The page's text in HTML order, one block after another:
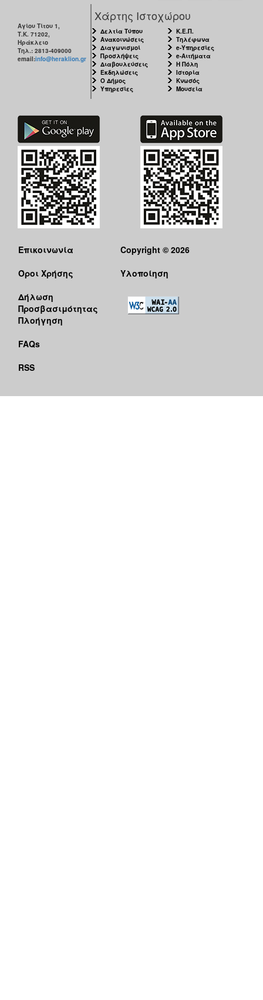
Αγίου Τίτου 1,
Τ.Κ. 71202,
Ηράκλειο
Τηλ.: 2813-409000
email:info@heraklion.gr
Χάρτης Ιστοχώρου
Δελτία Τύπου
Ανακοινώσεις
Διαγωνισμοί
Προσλήψεις
Διαβουλεύσεις
Εκδηλώσεις
Ο Δήμος
Υπηρεσίες
Κ.Ε.Π.
Τηλέφωνα
e-Υπηρεσίες
e-Αιτήματα
Η Πόλη
Ιστορία
Κνωσός
Μουσεία
Επικοινωνία
Όροι Χρήσης
Δήλωση
Προσβασιμότητας
Πλοήγηση
FAQs
RSS
Copyright © 2026
Υλοποίηση